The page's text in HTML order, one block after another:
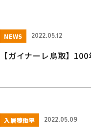
NEWS 2022.05.12
【ガイナーレ鳥取】
入居稼働率 2022.05.09